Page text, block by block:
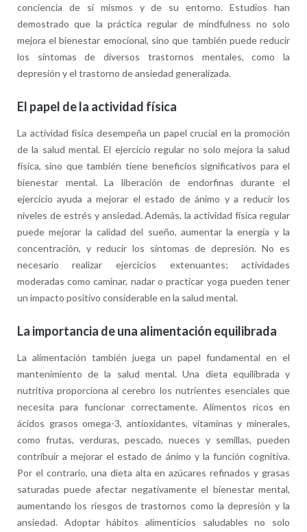
conciencia de sí mismos y de su entorno. Estudios han
demostrado que la práctica regular de mindfulness no solo
mejora el bienestar emocional, sino que también puede reducir
los síntomas de diversos trastornos mentales, como la
depresión y el trastorno de ansiedad generalizada.
El papel de la actividad física
La actividad física desempeña un papel crucial en la promoción
de la salud mental. El ejercicio regular no solo mejora la salud
física, sino que también tiene beneficios significativos para el
bienestar mental. La liberación de endorfinas durante el
ejercicio ayuda a mejorar el estado de ánimo y a reducir los
niveles de estrés y ansiedad. Además, la actividad física regular
puede mejorar la calidad del sueño, aumentar la energía y la
concentración, y reducir los síntomas de depresión. No es
necesario realizar ejercicios extenuantes; actividades
moderadas como caminar, nadar o practicar yoga pueden tener
un impacto positivo considerable en la salud mental.
La importancia de una alimentación equilibrada
La alimentación también juega un papel fundamental en el
mantenimiento de la salud mental. Una dieta equilibrada y
nutritiva proporciona al cerebro los nutrientes esenciales que
necesita para funcionar correctamente. Alimentos ricos en
ácidos grasos omega-3, antioxidantes, vitaminas y minerales,
como frutas, verduras, pescado, nueces y semillas, pueden
contribuir a mejorar el estado de ánimo y la función cognitiva.
Por el contrario, una dieta alta en azúcares refinados y grasas
saturadas puede afectar negativamente el bienestar mental,
aumentando los riesgos de trastornos como la depresión y la
ansiedad. Adoptar hábitos alimenticios saludables no solo